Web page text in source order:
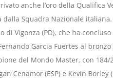
anche l’oro della Qualifica
Squadra Nazionale
di Vigonza (PD), che ha
Garcia Fuertes al bronzo
del Mondo Master, con
Cenamor (ESP) e Kevin Borley